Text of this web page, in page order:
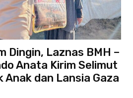
Dingin, Laznas BMH –
Anata Kirim Selimut
Anak dan Lansia Gaza